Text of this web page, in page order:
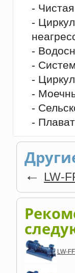
-
-
-
-
-
-
-
-
← LW-
LW-